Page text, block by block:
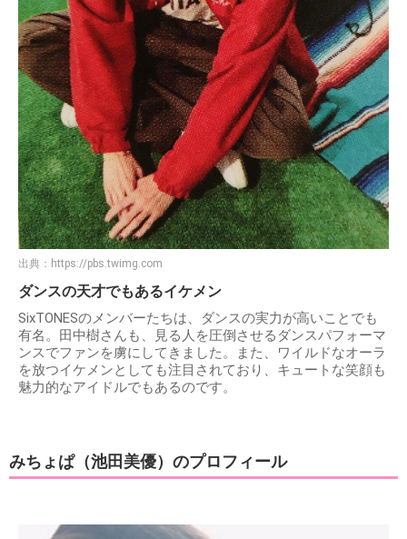
出典： https://pbs.twimg.com
ダンスの天才でもあるイケメン
SixTONESのメンバーたちは、ダンスの実力が高いことでも
有名。田中樹さんも、見る人を圧倒させるダンスパフォーマ
ンスでファンを虜にしてきました。また、ワイルドなオーラ
を放つイケメンとしても注目されており、キュートな笑顔も
魅力的なアイドルでもあるのです。
みちょぱ（池田美優）のプロフィール